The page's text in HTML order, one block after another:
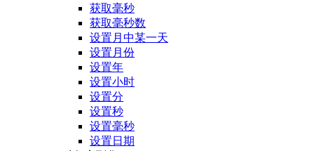
获取毫秒
获取毫秒数
设置月中某一天
设置月份
设置年
设置小时
设置分
设置秒
设置毫秒
设置日期